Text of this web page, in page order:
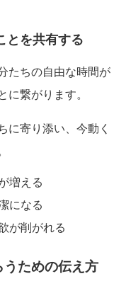
とを共有する
たちの自由な時間が
に繋がります。
に寄り添い、今動く
増える
になる
が削がれる
ための伝え方